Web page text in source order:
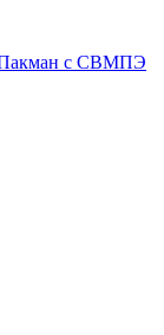
Пакман с СВМПЭ